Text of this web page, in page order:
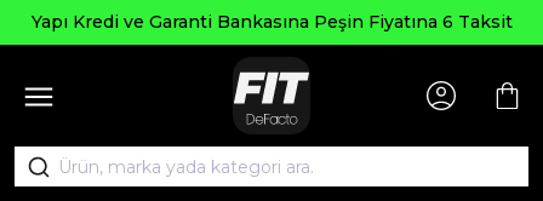
Yapı Kredi ve Garanti Bankasına Peşin Fiyatına 6 Taksit